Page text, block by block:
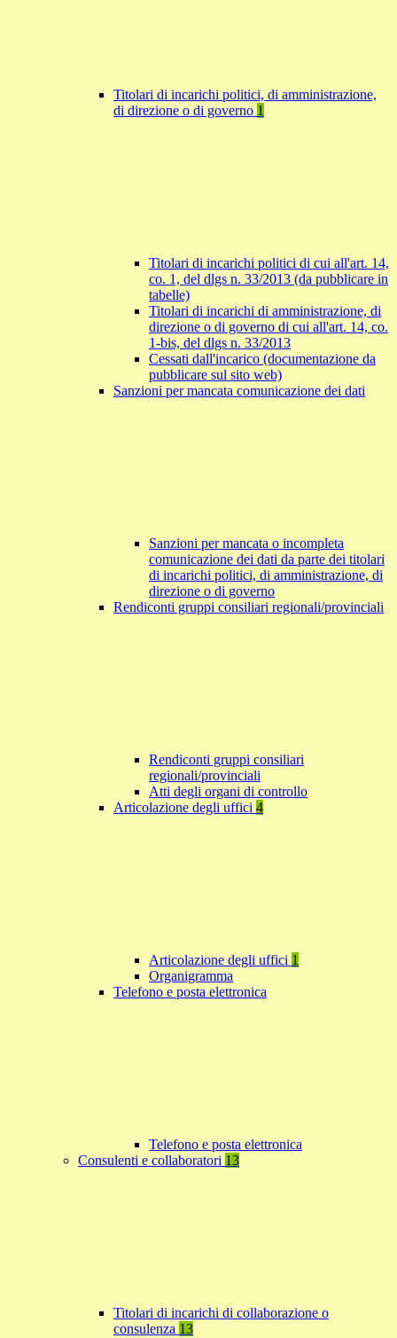
Titolari di incarichi politici, di amministrazione,
di direzione o di governo 1
Titolari di incarichi politici di cui all'art. 14,
co. 1, del dlgs n. 33/2013 (da pubblicare in
tabelle)
Titolari di incarichi di amministrazione, di
direzione o di governo di cui all'art. 14, co.
1-bis, del dlgs n. 33/2013
Cessati dall'incarico (documentazione da
pubblicare sul sito web)
Sanzioni per mancata comunicazione dei dati
Sanzioni per mancata o incompleta
comunicazione dei dati da parte dei titolari
di incarichi politici, di amministrazione, di
direzione o di governo
Rendiconti gruppi consiliari regionali/provinciali
Rendiconti gruppi consiliari
regionali/provinciali
Atti degli organi di controllo
Articolazione degli uffici 4
Articolazione degli uffici 1
Organigramma
Telefono e posta elettronica
Telefono e posta elettronica
Consulenti e collaboratori 13
Titolari di incarichi di collaborazione o
consulenza 13